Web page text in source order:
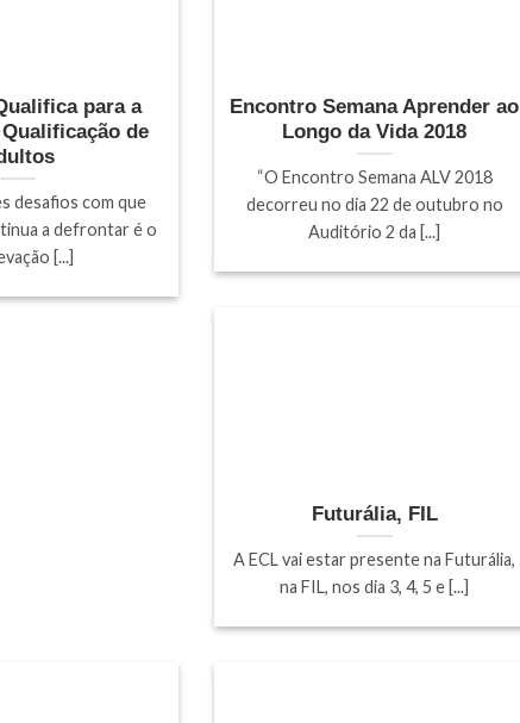
para a
de
desafios com que
a defrontar é o
[...]
Encontro Semana Aprender ao
Longo da Vida 2018
“O Encontro Semana ALV 2018
decorreu no dia 22 de outubro no
Auditório 2 da [...]
Futurália, FIL
A ECL vai estar presente na Futurália,
na FIL, nos dia 3, 4, 5 e [...]